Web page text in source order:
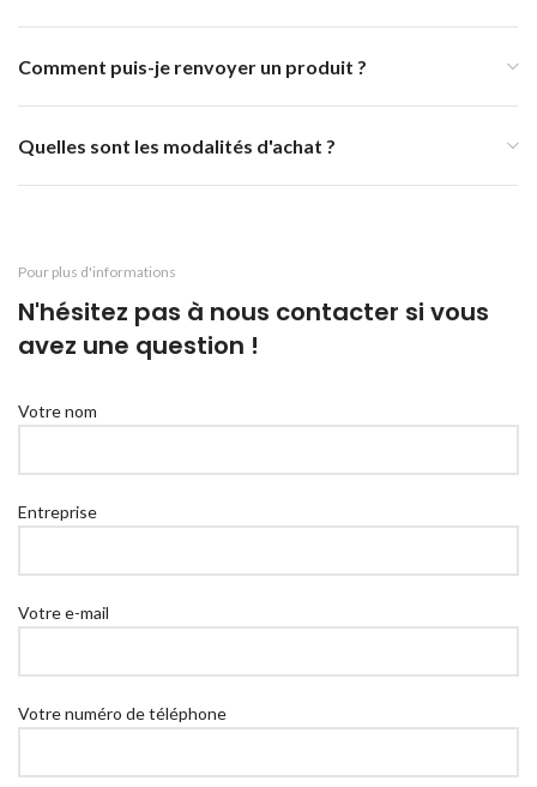
Comment puis-je renvoyer un produit ?
Quelles sont les modalités d'achat ?
Pour plus d'informations
N'hésitez pas à nous contacter si vous
avez une question !
Votre nom
Entreprise
Votre e-mail
Votre numéro de téléphone